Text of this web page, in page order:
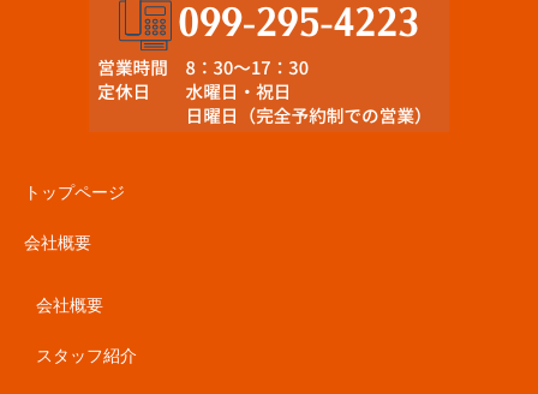
トップページ
会社概要
会社概要
スタッフ紹介